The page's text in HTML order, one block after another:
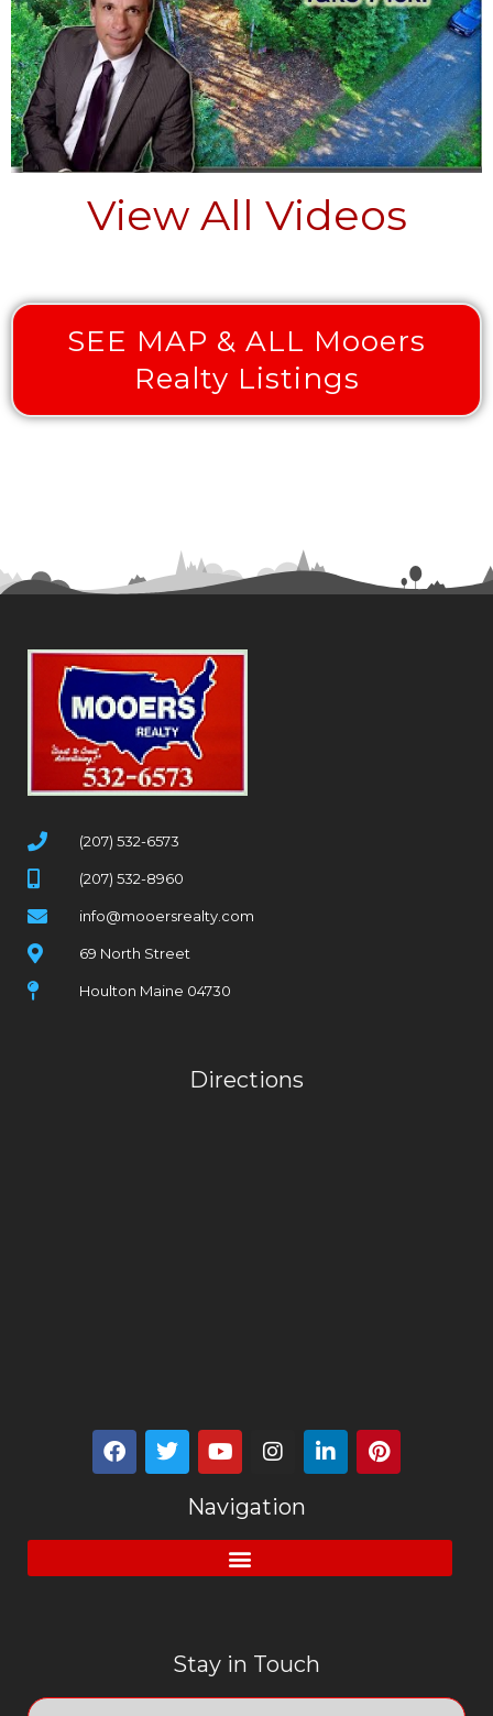
View All Videos
SEE MAP & ALL Mooers
Realty Listings
(207) 532-6573
(207) 532-8960
info@mooersrealty.com
69 North Street
Houlton Maine 04730
Directions
Navigation
Stay in Touch